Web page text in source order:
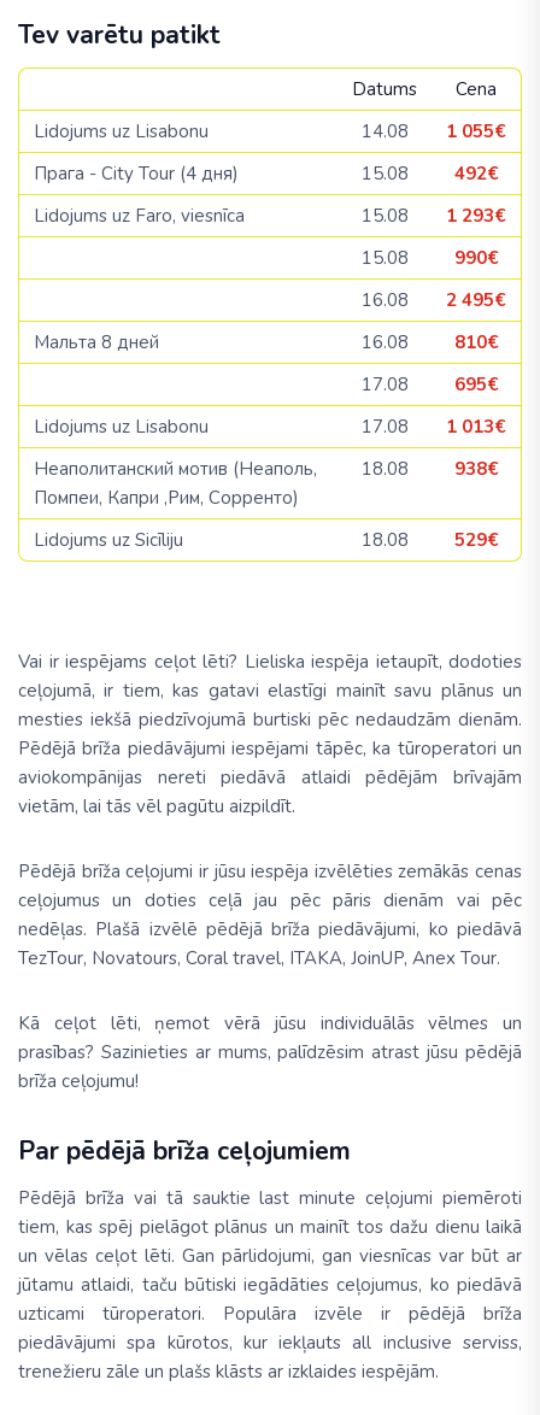
Tev varētu patikt
Datums
Cena
Lidojums uz Lisabonu
14.08
1 055€
Прага - City Tour (4 дня)
15.08
492€
Lidojums uz Faro, viesnīca
15.08
1 293€
15.08
990€
16.08
2 495€
Мальта 8 дней
16.08
810€
17.08
695€
Lidojums uz Lisabonu
17.08
1 013€
Неаполитанский мотив (Неаполь,
Помпеи, Капри ,Рим, Сорренто)
18.08 938€
Lidojums uz Sicīliju 18.08 529€
Vai ir iespējams ceļot lēti? Lieliska iespēja ietaupīt, dodoties
ceļojumā, ir tiem, kas gatavi elastīgi mainīt savu plānus un
mesties iekšā piedzīvojumā burtiski pēc nedaudzām dienām.
Pēdējā brīža piedāvājumi iespējami tāpēc, ka tūroperatori un
aviokompānijas nereti piedāvā atlaidi pēdējām brīvajām
vietām, lai tās vēl pagūtu aizpildīt.
Pēdējā brīža ceļojumi ir jūsu iespēja izvēlēties zemākās cenas
ceļojumus un doties ceļā jau pēc pāris dienām vai pēc
nedēļas. Plašā izvēlē pēdējā brīža piedāvājumi, ko piedāvā
TezTour, Novatours, Coral travel, ITAKA, JoinUP, Anex Tour.
Kā ceļot lēti, ņemot vērā jūsu individuālās vēlmes un
prasības? Sazinieties ar mums, palīdzēsim atrast jūsu pēdējā
brīža ceļojumu!
Par pēdējā brīža ceļojumiem
Pēdējā brīža vai tā sauktie last minute ceļojumi piemēroti
tiem, kas spēj pielāgot plānus un mainīt tos dažu dienu laikā
un vēlas ceļot lēti. Gan pārlidojumi, gan viesnīcas var būt ar
jūtamu atlaidi, taču būtiski iegādāties ceļojumus, ko piedāvā
uzticami tūroperatori. Populāra izvēle ir pēdējā brīža
piedāvājumi spa kūrotos, kur iekļauts all inclusive serviss,
trenežieru zāle un plašs klāsts ar izklaides iespējām.